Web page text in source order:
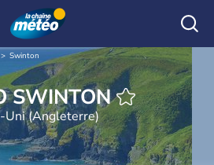
Swinton
METEO SWINTON
Uni (Angleterre)